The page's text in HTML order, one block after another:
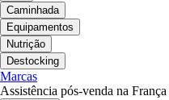
Caminhada
Equipamentos
Nutrição
Destocking
Marcas
Assistência pós-venda na França